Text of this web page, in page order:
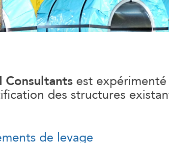
Consultantsest expérimenté
des structures
de levage